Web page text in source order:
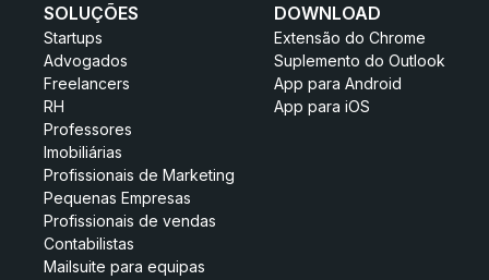
SOLUÇÕES
Startups
Advogados
Freelancers
RH
Professores
Imobiliárias
Profissionais de Marketing
Pequenas Empresas
Profissionais de vendas
Contabilistas
Mailsuite para equipas
DOWNLOAD
Extensão do Chrome
Suplemento do Outlook
App para Android
App para iOS